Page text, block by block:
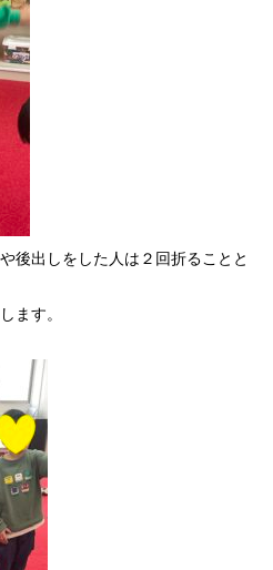
後出しをした人は２回折ることと
ます。